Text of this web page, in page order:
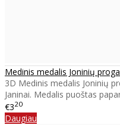
Medinis medalis Joninių
3D Medinis medalis Joninių
Janinai. Medalis puoštas
€320
Daugiau